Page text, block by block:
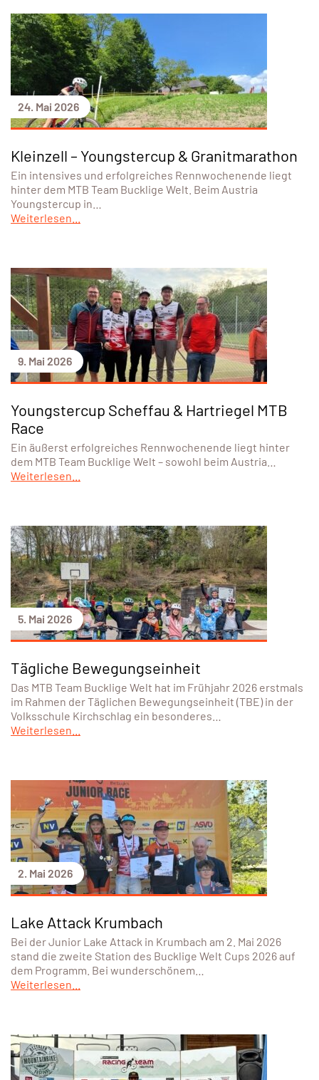
24. Mai 2026
Kleinzell – Youngstercup & Granitmarathon
Ein intensives und erfolgreiches Rennwochenende liegt
hinter dem MTB Team Bucklige Welt. Beim Austria
Youngstercup in…
Weiterlesen...
9. Mai 2026
Youngstercup Scheffau & Hartriegel MTB
Race
Ein äußerst erfolgreiches Rennwochenende liegt hinter
dem MTB Team Bucklige Welt – sowohl beim Austria…
Weiterlesen...
5. Mai 2026
Tägliche Bewegungseinheit
Das MTB Team Bucklige Welt hat im Frühjahr 2026 erstmals
im Rahmen der Täglichen Bewegungseinheit (TBE) in der
Volksschule Kirchschlag ein besonderes…
Weiterlesen...
2. Mai 2026
Lake Attack Krumbach
Bei der Junior Lake Attack in Krumbach am 2. Mai 2026
stand die zweite Station des Bucklige Welt Cups 2026 auf
dem Programm. Bei wunderschönem…
Weiterlesen...